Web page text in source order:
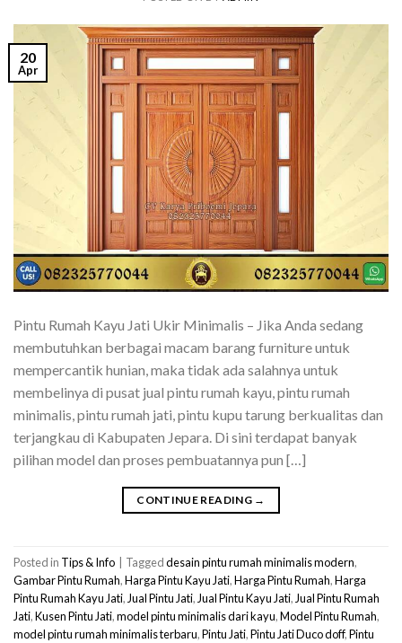
20
Apr
Pintu Rumah Kayu Jati Ukir Minimalis – Jika Anda sedang
membutuhkan berbagai macam barang furniture untuk
mempercantik hunian, maka tidak ada salahnya untuk
membelinya di pusat jual pintu rumah kayu, pintu rumah
minimalis, pintu rumah jati, pintu kupu tarung berkualitas dan
terjangkau di Kabupaten Jepara. Di sini terdapat banyak
pilihan model dan proses pembuatannya pun […]
CONTINUE READING →
Posted in Tips & Info Taggeddesain pintu rumah minimalis modern,
Gambar Pintu Rumah,Harga Pintu Kayu Jati,Harga Pintu Rumah,Harga
Pintu Rumah Kayu Jati, Jual Pintu Jati, Jual Pintu Kayu Jati, Jual Pintu Rumah
Jati,Kusen Pintu Jati,model pintu minimalis dari kayu,Model Pintu Rumah,
model pintu rumah minimalis terbaru,Pintu Jati,Pintu Jati Duco doff,Pintu